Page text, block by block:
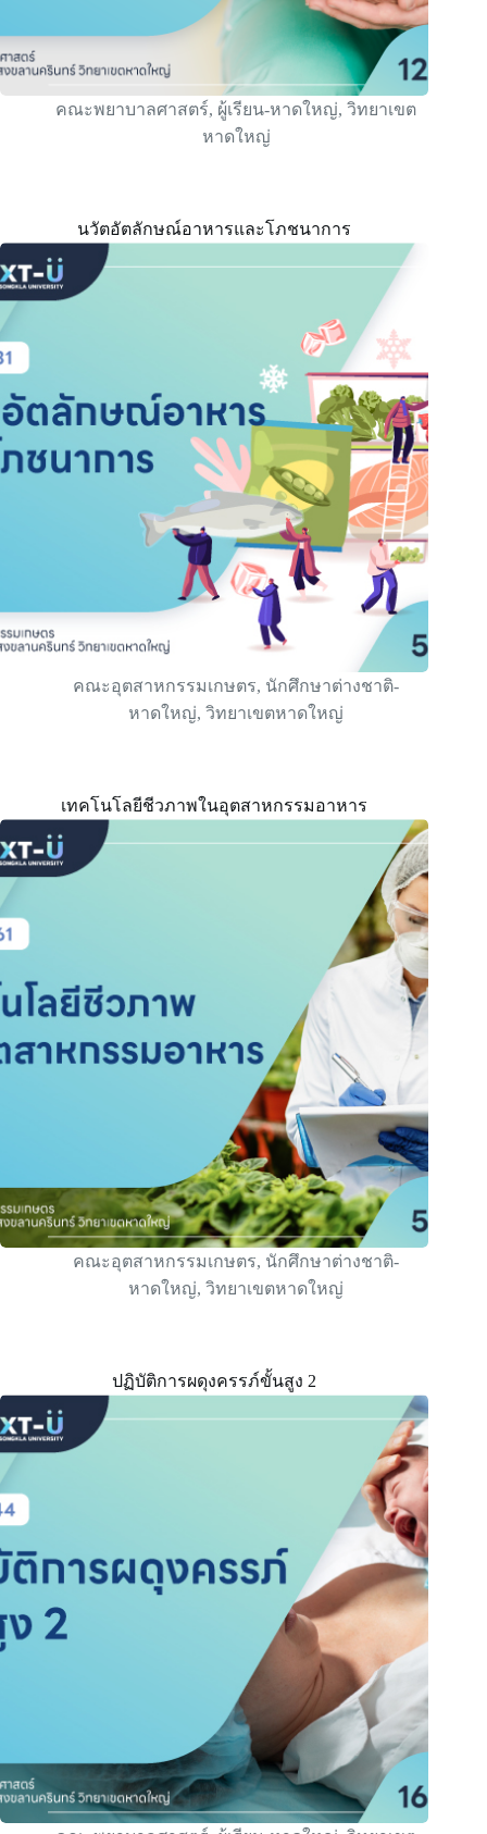
คณะพยาบาลศาสตร์, ผู้เรียน-หาดใหญ่,วิทยาเขต
หาดใหญ่
นวัตอัตลักษณ์อาหารและโภชนาการ
คณะอุตสาหกรรมเกษตร, นักศึกษาต่างชาติ-
หาดใหญ่,วิทยาเขตหาดใหญ่
เทคโนโลยีชีวภาพในอุตสาหกรรมอาหาร
คณะอุตสาหกรรมเกษตร, นักศึกษาต่างชาติ-
หาดใหญ่,วิทยาเขตหาดใหญ่
ปฏิบัติการผดุงครรภ์ขั้นสูง 2